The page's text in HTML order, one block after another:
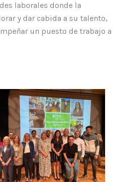
laborales donde la
y dar cabida a su talento,
un puesto de trabajo a